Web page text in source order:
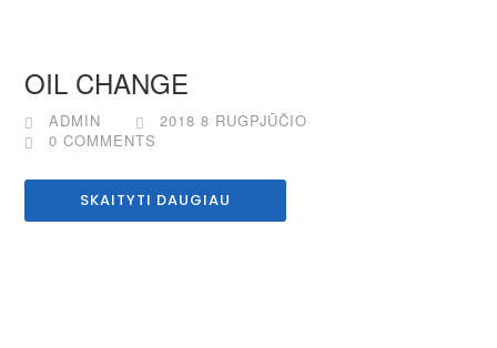
OIL CHANGE
ADMIN
2018 8 RUGPJŪČIO
0 COMMENTS
SKAITYTI DAUGIAU